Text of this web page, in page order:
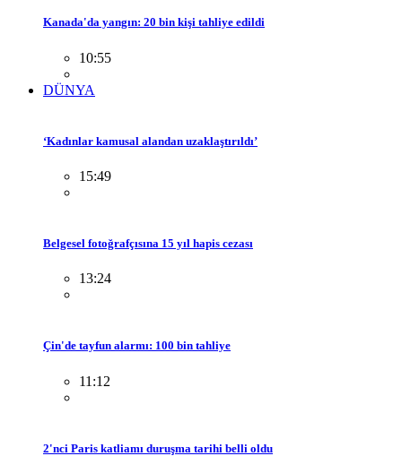
Kanada'da yangın: 20 bin kişi tahliye edildi
10:55
DÜNYA
‘Kadınlar kamusal alandan uzaklaştırıldı’
15:49
Belgesel fotoğrafçısına 15 yıl hapis cezası
13:24
Çin'de tayfun alarmı: 100 bin tahliye
11:12
2'nci Paris katliamı duruşma tarihi belli oldu